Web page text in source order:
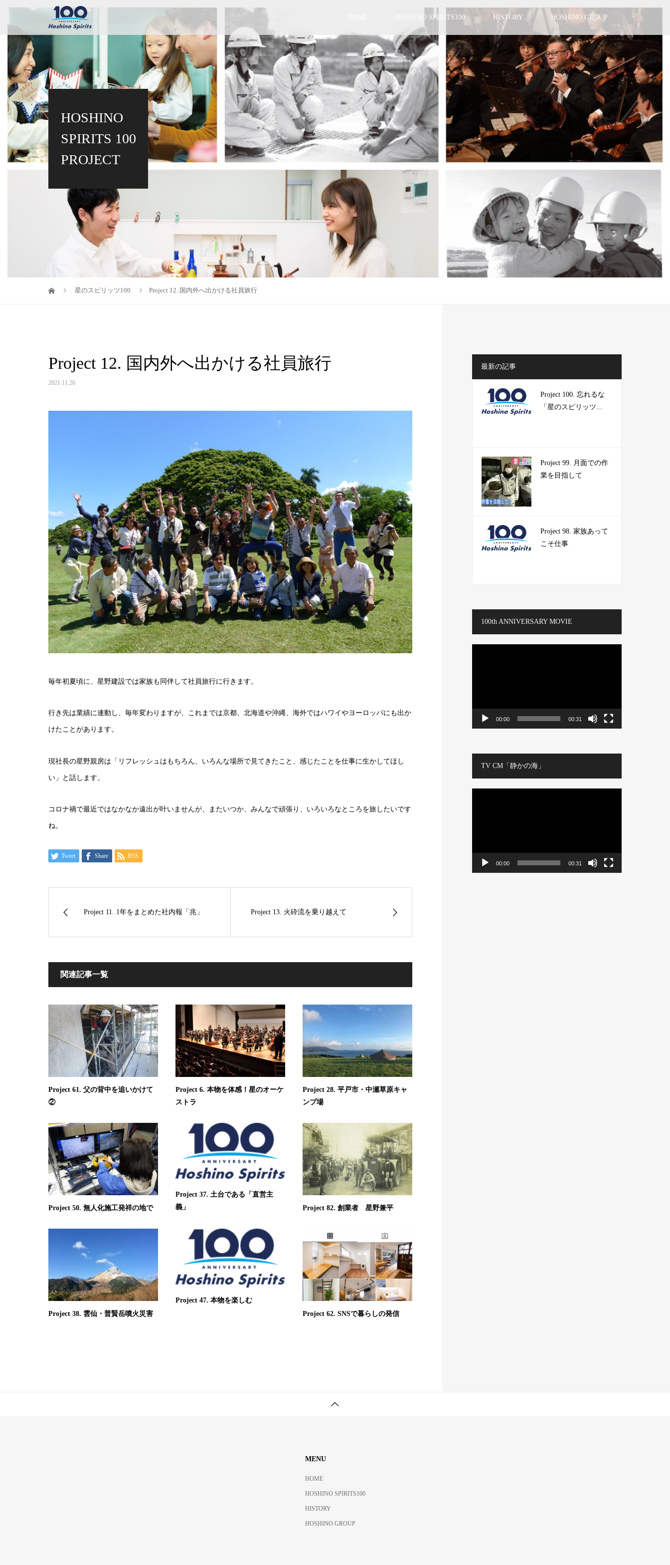
HOSHINO SPIRITS100 HISTORY HOSHINO GROUP
HOSHINO
SPIRITS 100
PROJECT
星のスピリッツ100 Project 12. 国内外へ出かける社員旅行
Project 12. 国内外へ出かける社員旅行
2021.11.26
毎年初夏頃に、星野建設では家族も同伴して社員旅行に行きます。
行き先は業績に連動し、毎年変わりますが、これまでは京都、北海道や沖縄、海外ではハワイやヨーロッパにも出か
けたことがあります。
現社長の星野親房は「リフレッシュはもちろん、いろんな場所で見てきたこと、感じたことを仕事に生かしてほし
い」と話します。
コロナ禍で最近ではなかなか遠出が叶いませんが、またいつか、みんなで頑張り、いろいろなところを旅したいです
ね。
Tweet Share RSS
Project 11. 1年をまとめた社内報「兆」 Project 13. 火砕流を乗り越えて
関連記事一覧
Project 61. 父の背中を追いかけて
②
Project 6. 本物を体感！星のオーケ
ストラ
Project 28. 平戸市・中瀬草原キャ
ンプ場
Project 50. 無人化施工発祥の地で
Project 37. 土台である「直営主
義」
Project 82. 創業者 星野兼平
Project 38. 雲仙・普賢岳噴火災害
Project 47. 本物を楽しむ
Project 62. SNSで暮らしの発信
最新の記事
Project 100. 忘れるな
「星のスピリッツ...
Project 99. 月面での作
業を目指して
Project 98. 家族あって
こそ仕事
100th ANNIVERSARY MOVIE
00:00 00:31
TV CM「静かの海」
00:00 00:31
MENU
HOME
HOSHINO SPIRITS100
HISTORY
HOSHINO GROUP